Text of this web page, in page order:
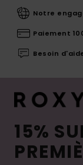
Notre
Paiement
Besoin
15%